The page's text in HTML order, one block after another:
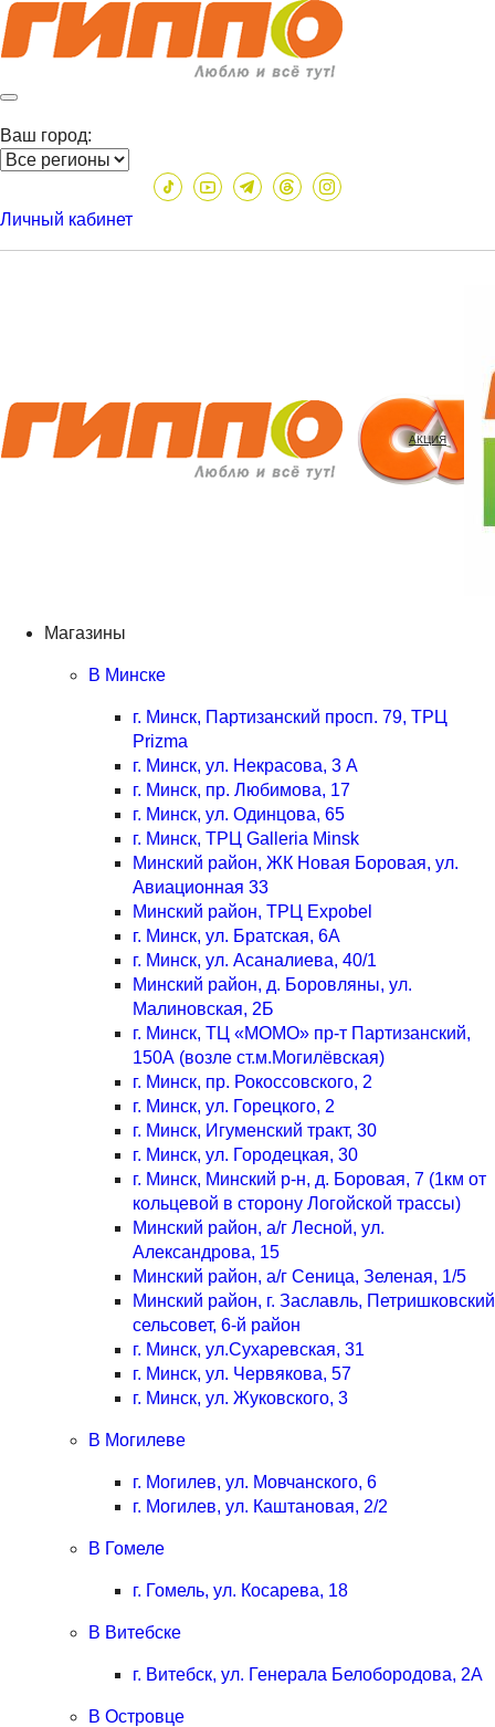
Ваш город:
Личный кабинет
АКЦИЯ
Магазины
В Минске
г. Минск, Партизанский просп. 79, ТРЦ
Prizma
г. Минск, ул. Некрасова, 3 А
г. Минск, пр. Любимова, 17
г. Минск, ул. Одинцова, 65
г. Минск, ТРЦ Galleria Minsk
Минский район, ЖК Новая Боровая, ул.
Авиационная 33
Минский район, ТРЦ Expobel
г. Минск, ул. Братская, 6А
г. Минск, ул. Асаналиева, 40/1
Минский район, д. Боровляны, ул.
Малиновская, 2Б
г. Минск, ТЦ «МОМО» пр-т Партизанский,
150А (возле ст.м.Могилёвская)
г. Минск, пр. Рокоссовского, 2
г. Минск, ул. Горецкого, 2
г. Минск, Игуменский тракт, 30
г. Минск, ул. Городецкая, 30
г. Минск, Минский р-н, д. Боровая, 7 (1км от
кольцевой в сторону Логойской трассы)
Минский район, а/г Лесной, ул.
Александрова, 15
Минский район, а/г Сеница, Зеленая, 1/5
Минский район, г. Заславль, Петришковский
сельсовет, 6-й район
г. Минск, ул.Сухаревская, 31
г. Минск, ул. Червякова, 57
г. Минск, ул. Жуковского, 3
В Могилеве
г. Могилев, ул. Мовчанского, 6
г. Могилев, ул. Каштановая, 2/2
В Гомеле
г. Гомель, ул. Косарева, 18
В Витебске
г. Витебск, ул. Генерала Белобородова, 2А
В Островце